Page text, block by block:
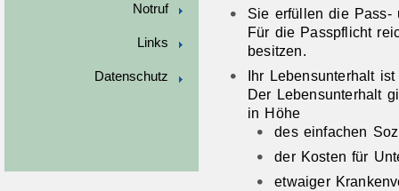
Notruf
Links
Datenschutz
Sie erfüllen die Pass-
Für die Passpflicht
besitzen.
Ihr Lebensunterhalt
Der Lebensunterhalt
in Höhe
des einfachen
der Kosten für
etwaiger